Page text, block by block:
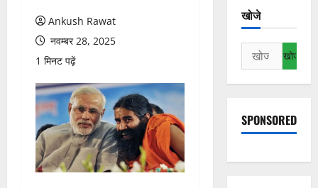
Ankush Rawat
नवम्बर 28, 2025
1 मिनट पढ़ें
खोजे
निम्न
को
खोजें:
SPONSORED